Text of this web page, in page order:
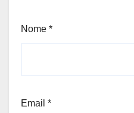
Nome *
Email *